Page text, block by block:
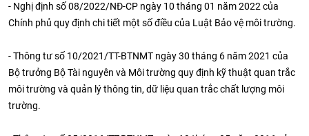
- Nghị định số 08/2022/NĐ-CP ngày 10 tháng 01 năm 2022 của
Chính phủ quy định chi tiết một số điều của Luật Bảo vệ môi trường.
- Thông tư số 10/2021/TT-BTNMT ngày 30 tháng 6 năm 2021 của
Bộ trưởng Bộ Tài nguyên và Môi trường quy định kỹ thuật quan trắc
môi trường và quản lý thông tin, dữ liệu quan trắc chất lượng môi
trường.